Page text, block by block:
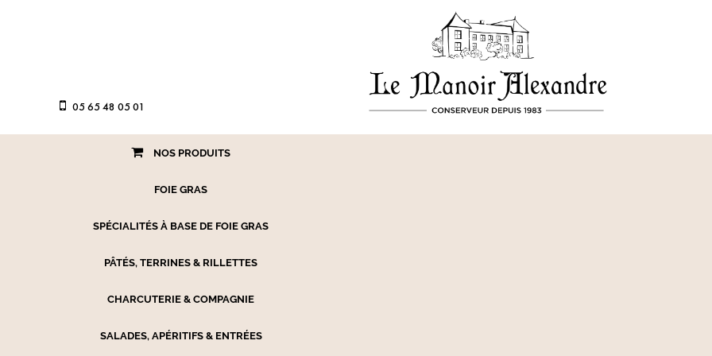
05 65 48 05 01
NOS PRODUITS
FOIE GRAS
SPÉCIALITÉS À BASE DE FOIE GRAS
PÂTÉS, TERRINES & RILLETTES
CHARCUTERIE & COMPAGNIE
SALADES, APÉRITIFS & ENTRÉES